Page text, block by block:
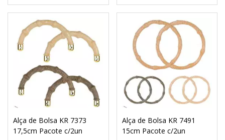
Alça de Bolsa KR 7373
17,5cm Pacote c/2un
Alça de Bolsa KR 7491
15cm Pacote c/2un